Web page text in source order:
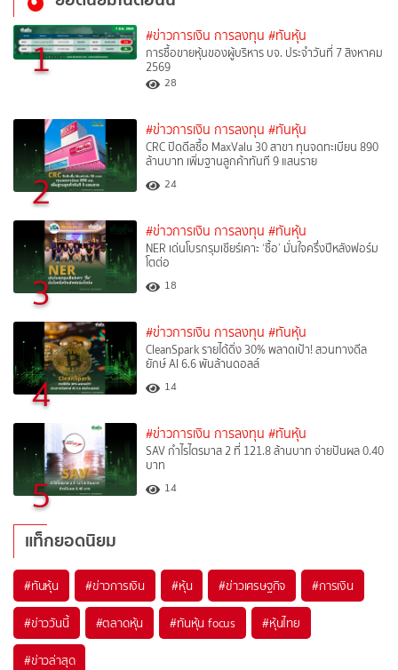
1 #ข่าวการเงิน การลงทุน #ทันหุ้น
การซื้อขายหุ้นของผู้บริหาร บจ. ประจำวันที่ 7 สิงหาคม
2569
28
2
#ข่าวการเงิน การลงทุน #ทันหุ้น
CRC ปิดดีลซื้อ MaxValu 30 สาขา ทุนจดทะเบียน 890
ล้านบาท เพิ่มฐานลูกค้าทันที 9 แสนราย
24
3
#ข่าวการเงิน การลงทุน #ทันหุ้น
NER เด่นโบรกรุมเชียร์เคาะ ‘ซื้อ’ มั่นใจครึ่งปีหลังฟอร์ม
โตต่อ
18
4
#ข่าวการเงิน การลงทุน #ทันหุ้น
CleanSpark รายได้ดิ่ง 30% พลาดเป้า! สวนทางดีล
ยักษ์ AI 6.6 พันล้านดอลล์
14
5
#ข่าวการเงิน การลงทุน #ทันหุ้น
SAV กำไรไตรมาส 2 ที่ 121.8 ล้านบาท จ่ายปันผล 0.40
บาท
14
แท็กยอดนิยม
#ทันหุ้น #ข่าวการเงิน #หุ้น #ข่าวเศรษฐกิจ #การเงิน
#ข่าววันนี้ #ตลาดหุ้น #ทันหุ้น focus #หุ้นไทย
#ข่าวล่าสุด